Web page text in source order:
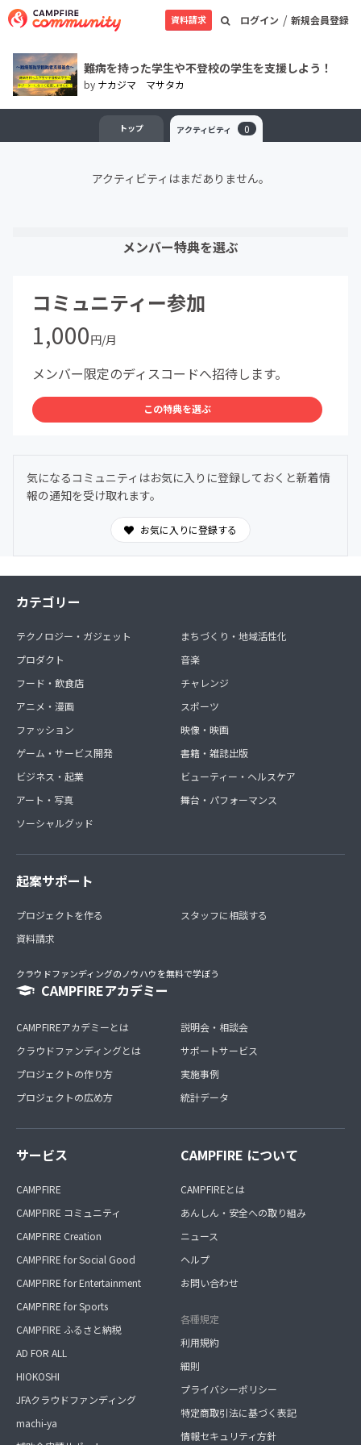
ログイン / 新規会員登録
資料請求
難病を持った学生や不登校の学生を支援しよう！
by ナカジマ マサタカ
トップ アクティビティ 0
アクティビティはまだありません。
メンバー特典を選ぶ
コミュニティー参加
1,000円/月
メンバー限定のディスコードへ招待します。
この特典を選ぶ
気になるコミュニティはお気に入りに登録しておくと新着情
報の通知を受け取れます。
お気に入りに登録する
カテゴリー
テクノロジー・ガジェット
プロダクト
フード・飲食店
アニメ・漫画
ファッション
ゲーム・サービス開発
ビジネス・起業
アート・写真
ソーシャルグッド
まちづくり・地域活性化
音楽
チャレンジ
スポーツ
映像・映画
書籍・雑誌出版
ビューティー・ヘルスケア
舞台・パフォーマンス
起案サポート
プロジェクトを作る
資料請求
スタッフに相談する
クラウドファンディングのノウハウを無料で学ぼう
CAMPFIREアカデミー
CAMPFIREアカデミーとは
クラウドファンディングとは
プロジェクトの作り方
プロジェクトの広め方
説明会・相談会
サポートサービス
実施事例
統計データ
サービス
CAMPFIRE
CAMPFIRE コミュニティ
CAMPFIRE Creation
CAMPFIRE for Social Good
CAMPFIRE for Entertainment
CAMPFIRE for Sports
CAMPFIRE ふるさと納税
AD FOR ALL
HIOKOSHI
JFAクラウドファンディング
machi-ya
CAMPFIRE について
CAMPFIREとは
あんしん・安全への取り組み
ニュース
ヘルプ
お問い合わせ
各種規定
利用規約
細則
プライバシーポリシー
特定商取引法に基づく表記
情報セキュリティ方針